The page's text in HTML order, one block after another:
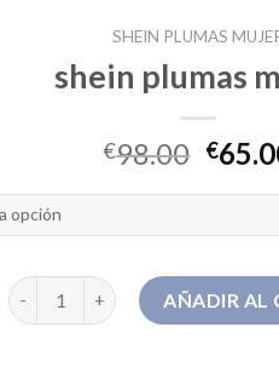
SHEIN PLUMAS
shein plumas
€98.00 €
shein plumas mujer cantidad
AÑADIR AL